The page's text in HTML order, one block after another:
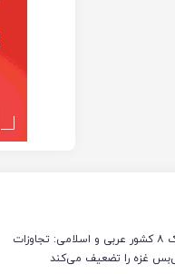
بیانیه مشترک ۸ کشور عربی و اسلامی: تجاوزات
غزه را تضعیف می‌کند